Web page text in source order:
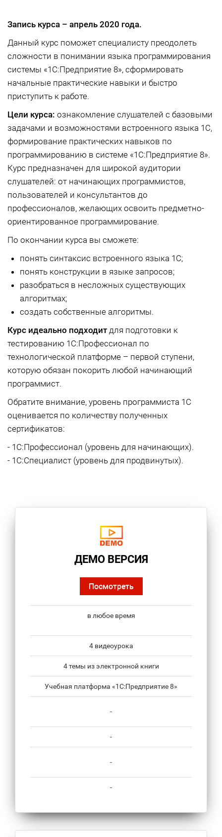
Запись курса – апрель 2020 года.
Данный курс поможет специалисту преодолеть
сложности в понимании языка программирования
системы «1С:Предприятие 8», сформировать
начальные практические навыки и быстро
приступить к работе.
Цели курса: ознакомление слушателей с базовыми
задачами и возможностями встроенного языка 1С,
формирование практических навыков по
программированию в системе «1С:Предприятие 8».
Курс предназначен для широкой аудитории
слушателей: от начинающих программистов,
пользователей и консультантов до
профессионалов, желающих освоить предметно-
ориентированное программирование.
По окончании курса вы сможете:
понять синтаксис встроенного языка 1С;
понять конструкции в языке запросов;
разобраться в несложных существующих
алгоритмах;
создать собственные алгоритмы.
Курс идеально подходитдля подготовки к
тестированию 1С:Профессионал по
технологической платформе – первой ступени,
которую обязан покорить любой начинающий
программист.
Обратите внимание, уровень программиста 1С
оценивается по количеству полученных
сертификатов:
- 1С:Профессионал (уровень для начинающих).
- 1С:Специалист (уровень для продвинутых).
ДЕМО ВЕРСИЯ
Посмотреть
в любое время
4 видеоурока
4 темы из электронной книги
Учебная платформа «1С:Предприятие 8»
-
-
-
-